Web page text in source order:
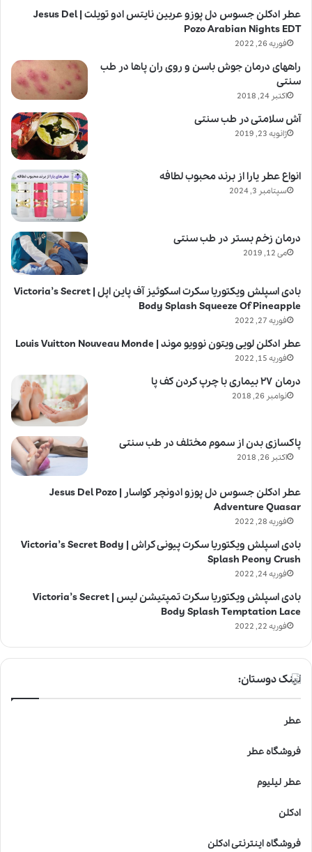
عطر ادکلن جسوس دل پوزو عربین نایتس ادو تویلت | Jesus Del
Pozo Arabian Nights EDT
فوریه 26, 2022
راههای درمان جوش باسن و روی ران پاها در طب
سنتی
اکتبر 24, 2018
آش سلامتی در طب سنتی
ژانویه 23, 2019
انواع عطر یارا از برند محبوب لطافه
سپتامبر 3, 2024
درمان زخم بستر در طب سنتی
می 12, 2019
بادی اسپلش ویکتوریا سکرت اسکوئیز آف پاین اپل | Victoria’s Secret
Body Splash Squeeze Of Pineapple
فوریه 27, 2022
عطر ادکلن لویی ویتون نوویو موند | Louis Vuitton Nouveau Monde
فوریه 15, 2022
درمان ۲۷ بیماری با چرپ کردن کف پا
نوامبر 26, 2018
پاکسازی بدن از سموم مختلف در طب سنتی
اکتبر 26, 2018
عطر ادکلن جسوس دل پوزو ادونچر کواسار | Jesus Del Pozo
Adventure Quasar
فوریه 28, 2022
بادی اسپلش ویکتوریا سکرت پیونی کراش | Victoria’s Secret Body
Splash Peony Crush
فوریه 24, 2022
بادی اسپلش ویکتوریا سکرت تمپتیشن لیس | Victoria’s Secret
Body Splash Temptation Lace
فوریه 22, 2022
لینک دوستان:
عطر
فروشگاه عطر
عطر لیلیوم
ادکلن
فروشگاه اینترنتی ادکلن